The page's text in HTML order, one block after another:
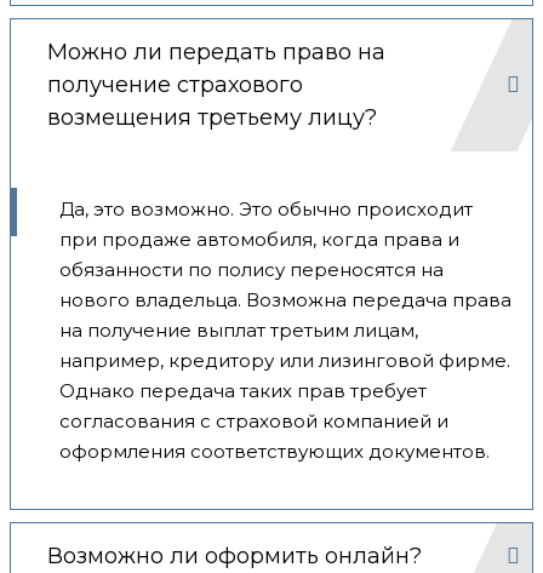
Можно ли передать право на
получение страхового
возмещения третьему лицу?
Да, это возможно. Это обычно происходит
при продаже автомобиля, когда права и
обязанности по полису переносятся на
нового владельца. Возможна передача права
на получение выплат третьим лицам,
например, кредитору или лизинговой фирме.
Однако передача таких прав требует
согласования с страховой компанией и
оформления соответствующих документов.
Возможно ли оформить онлайн?